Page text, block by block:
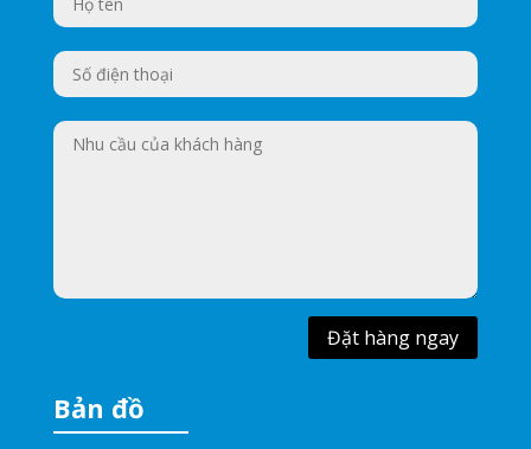
Đặt hàng ngay
Bản đồ